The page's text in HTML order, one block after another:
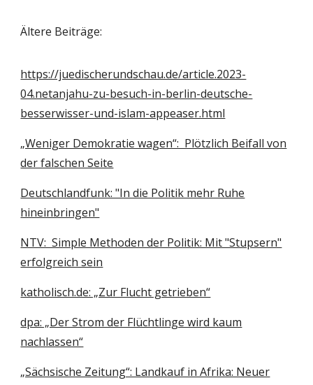
Ältere Beiträge:
https://juedischerundschau.de/article.2023-
04.netanjahu-zu-besuch-in-berlin-deutsche-
besserwisser-und-islam-appeaser.html
„Weniger Demokratie wagen“: Plötzlich Beifall von
der falschen Seite
Deutschlandfunk: "In die Politik mehr Ruhe
hineinbringen"
NTV: Simple Methoden der Politik: Mit "Stupsern"
erfolgreich sein
katholisch.de: „Zur Flucht getrieben“
dpa: „Der Strom der Flüchtlinge wird kaum
nachlassen“
„Sächsische Zeitung“: Landkauf in Afrika: Neuer